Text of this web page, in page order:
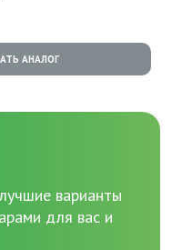
АНАЛОГ
варианты
для вас и